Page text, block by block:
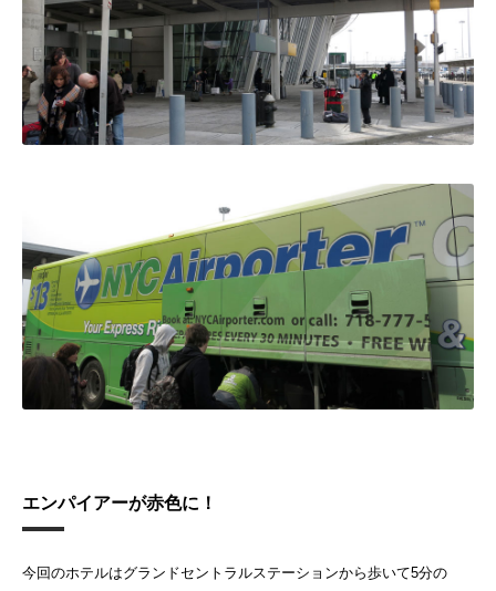
エンパイアーが赤色に！
今回のホテルはグランドセントラルステーションから歩いて5分の